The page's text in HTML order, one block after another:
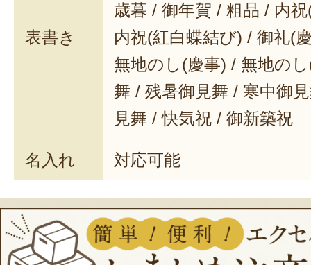
表書き
歳暮 / 御年賀 / 粗品 / 内
内祝(紅白蝶結び) / 御礼(
無地のし(慶事) / 無地の
舞 / 残暑御見舞 / 寒中御
見舞 / 快気祝 / 御新築祝
名入れ 対応可能